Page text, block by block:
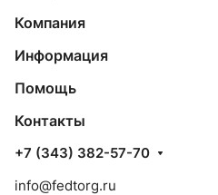
Компания
Информация
Помощь
Контакты
+7 (343) 382-57-70
info@fedtorg.ru